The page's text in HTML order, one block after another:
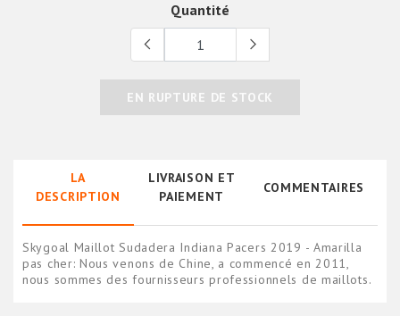
Quantité
EN RUPTURE DE STOCK
LA
DESCRIPTION
LIVRAISON ET
PAIEMENT
COMMENTAIRES
Skygoal Maillot Sudadera Indiana Pacers 2019 - Amarilla
pas cher: Nous venons de Chine, a commencé en 2011,
nous sommes des fournisseurs professionnels de maillots.